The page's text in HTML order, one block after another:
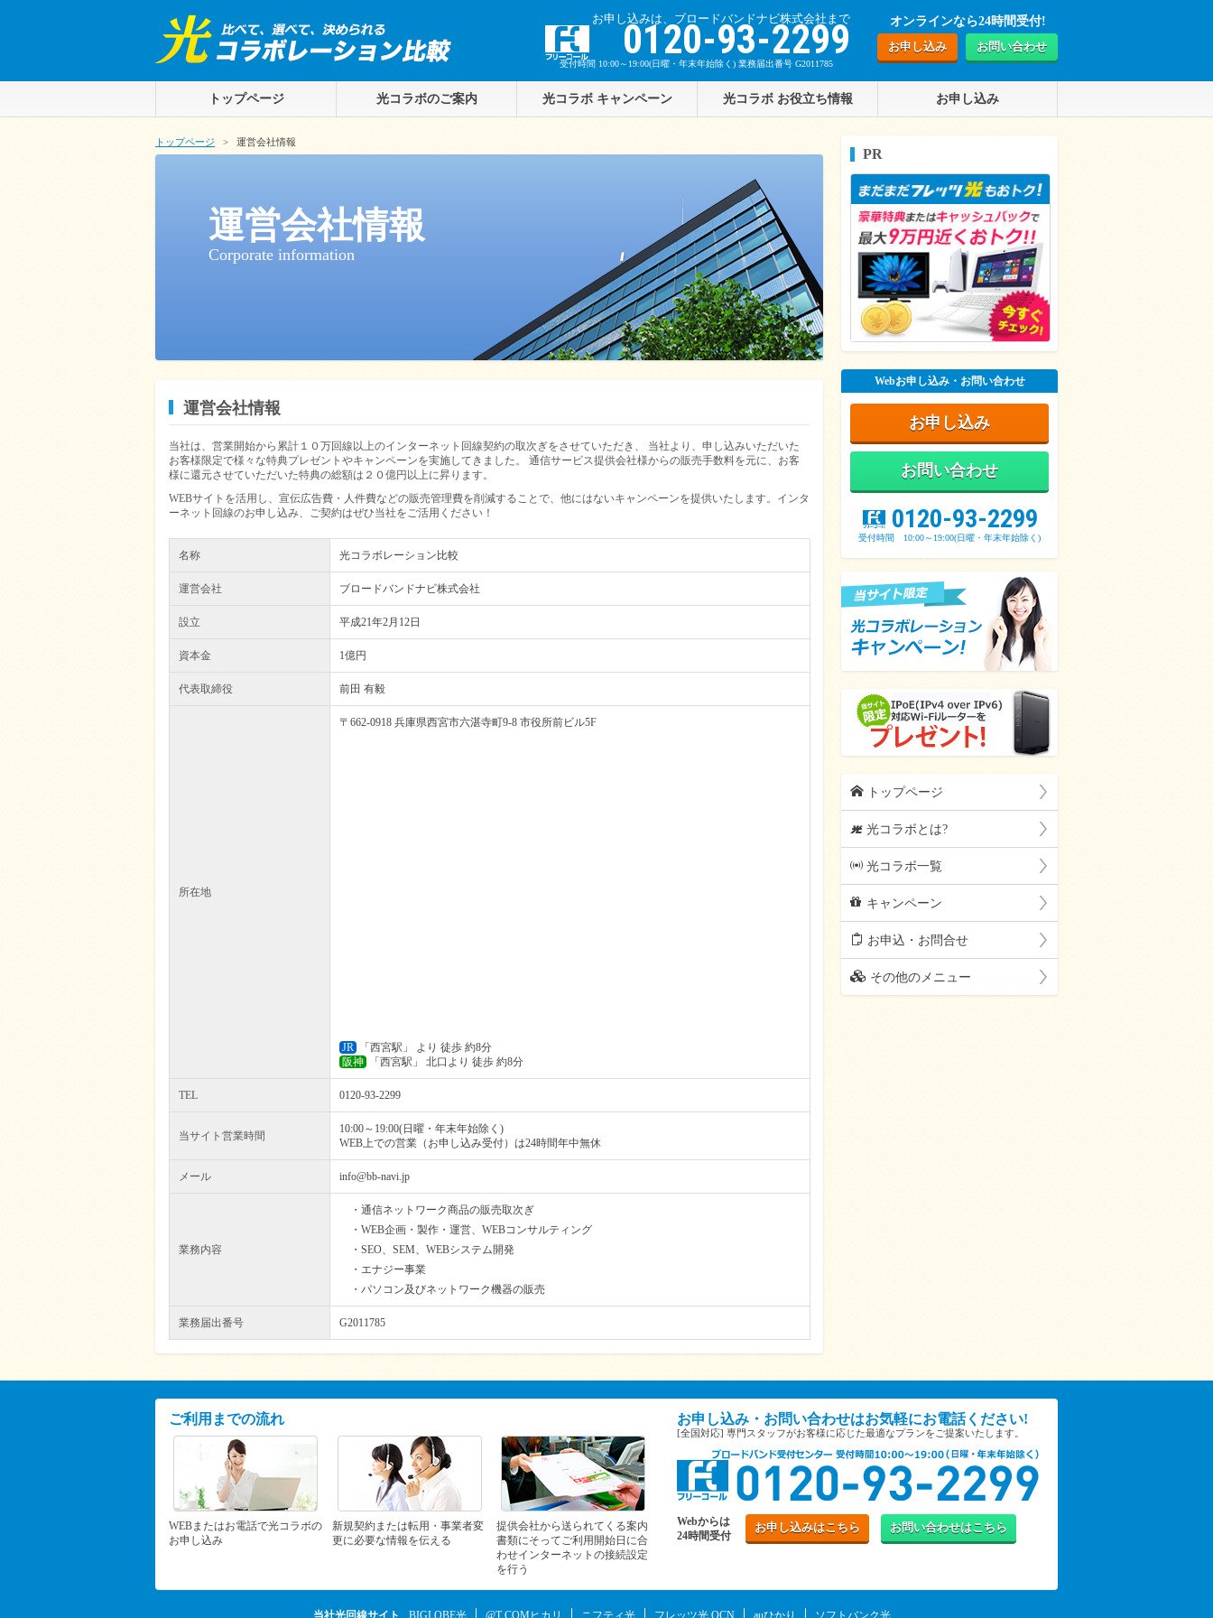
z お申し込みは、ブロードバンドナビ株式会社まで
0120-93-2299
受付時間 10:00～19:00(日曜・年末年始除く) 業務届出番号 G2011785
オンラインなら24時間受付!
お申し込み
お問い合わせ
トップページ 光コラボのご案内 光コラボ キャンペーン 光コラボ お役立ち情報 お申し込み
トップページ > 運営会社情報
運営会社情報
Corporate information
運営会社情報
当社は、営業開始から累計１０万回線以上のインターネット回線契約の取次ぎをさせていただき、 当社より、申し込みいただいた
お客様限定で様々な特典プレゼントやキャンペーンを実施してきました。 通信サービス提供会社様からの販売手数料を元に、お客
様に還元させていただいた特典の総額は２０億円以上に昇ります。
WEBサイトを活用し、宣伝広告費・人件費などの販売管理費を削減することで、他にはないキャンペーンを提供いたします。インタ
ーネット回線のお申し込み、ご契約はぜひ当社をご活用ください！
名称 光コラボレーション比較
運営会社 ブロードバンドナビ株式会社
設立 平成21年2月12日
資本金 1億円
代表取締役 前田 有毅
所在地
〒662-0918 兵庫県西宮市六湛寺町9-8 市役所前ビル5F
JR 「西宮駅」 より 徒歩 約8分
阪神 「西宮駅」 北口より 徒歩 約8分
TEL 0120-93-2299
当サイト営業時間
10:00～19:00(日曜・年末年始除く)
WEB上での営業（お申し込み受付）は24時間年中無休
メール info@bb-navi.jp
業務内容
・通信ネットワーク商品の販売取次ぎ
・WEB企画・製作・運営、WEBコンサルティング
・SEO、SEM、WEBシステム開発
・エナジー事業
・パソコン及びネットワーク機器の販売
業務届出番号 G2011785
PR
Webお申し込み・お問い合わせ
お申し込み
お問い合わせ
z 0120-93-2299
受付時間 10:00～19:00(日曜・年末年始除く)
h トップページ
F 光コラボとは?
p 光コラボ一覧
c キャンペーン
m お申込・お問合せ
o その他のメニュー
ご利用までの流れ
WEBまたはお電話で光コラボの
お申し込み
新規契約または転用・事業者変
更に必要な情報を伝える
提供会社から送られてくる案内
書類にそってご利用開始日に合
わせインターネットの接続設定
を行う
お申し込み・お問い合わせはお気軽にお電話ください!
[全国対応] 専門スタッフがお客様に応じた最適なプランをご提案いたします。
Webからは
24時間受付
お申し込みはこちら お問い合わせはこちら
当社光回線サイト BIGLOBE光 @T COMヒカリ ニフティ光 フレッツ光 OCN auひかり ソフトバンク光